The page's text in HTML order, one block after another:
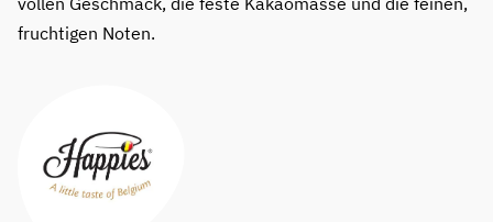
fruchtigen Noten.